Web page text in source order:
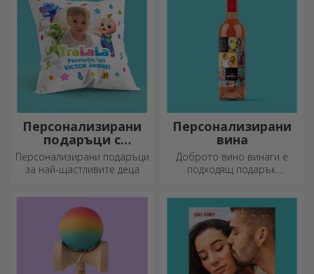
Персонализирани
подаръци с
официална
лицензия - TraLaLa
Персонализирани подаръци
за най-щастливите деца
Персонализирани
вина
Доброто вино винаги е
подходящ подарък.
на получателя върху него.